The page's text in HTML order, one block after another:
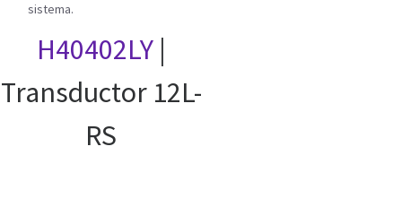
sistema.
H40402LY|
Transductor 12L-
RS